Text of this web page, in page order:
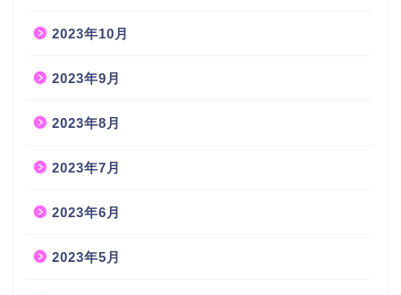
2023年10月
2023年9月
2023年8月
2023年7月
2023年6月
2023年5月